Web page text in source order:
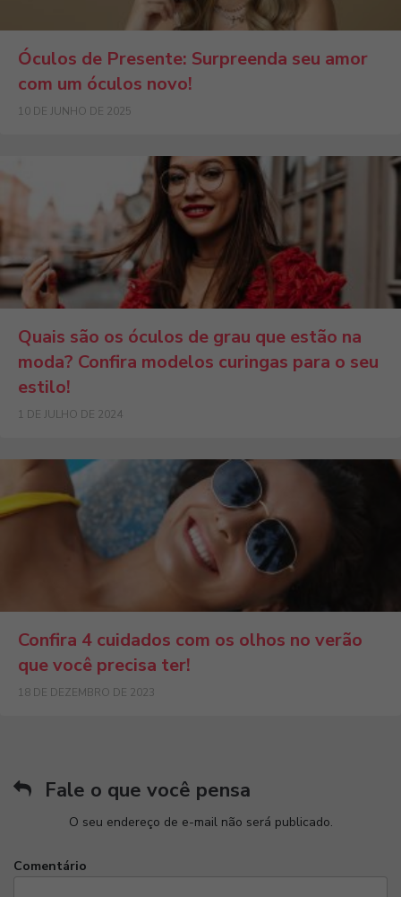
Óculos de Presente: Surpreenda seu amor
com um óculos novo!
10 DE JUNHO DE 2025
Quais são os óculos de grau que estão na
moda? Confira modelos curingas para o seu
estilo!
1 DE JULHO DE 2024
Confira 4 cuidados com os olhos no verão
que você precisa ter!
18 DE DEZEMBRO DE 2023
Fale o que você pensa
O seu endereço de e-mail não será publicado.
Comentário